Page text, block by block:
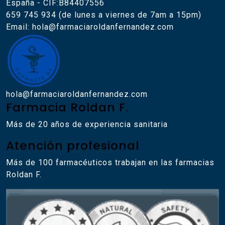
España - CIF:B84407556
659 745 934 (de lunes a viernes de 7am a 15pm)
Email: hola@farmaciaroldanfernandez.com
hola@farmaciaroldanfernandez.com
Farmacia Roldan F.
Más de 20 años de experiencia sanitaria
Atención profesional
Más de 100 farmacéuticos trabajan en las farmacias
Roldan F.